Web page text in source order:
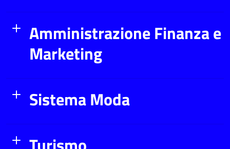
Amministrazione Finanza e
Marketing
Sistema Moda